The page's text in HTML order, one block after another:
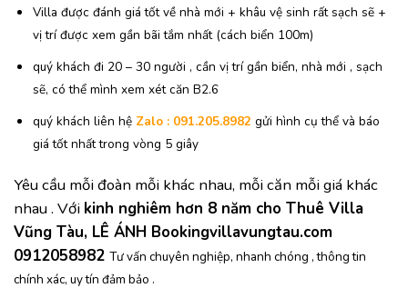
Villa được đánh giá tốt về nhà mới + khâu vệ sinh rất sạch sẽ +
vị trí được xem gần bãi tắm nhất (cách biển 100m)
quý khách đi 20 – 30 người , cần vị trí gần biển, nhà mới , sạch
sẽ, có thể mình xem xét căn B2.6
quý khách liên hệ Zalo : 091.205.8982 gửi hình cụ thể và báo
giá tốt nhất trong vòng 5 giây
Yêu cầu mỗi đoàn mỗi khác nhau, mỗi căn mỗi giá khác
nhau . Với kinh nghiêm hơn 8 năm cho Thuê Villa
Vũng Tàu, LÊ ÁNH Bookingvillavungtau.com
0912058982 Tư vấn chuyên nghiệp, nhanh chóng , thông tin
chính xác, uy tín đảm bảo .